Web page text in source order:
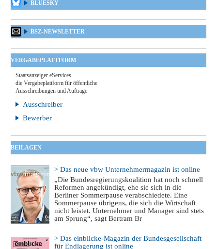
BLUESKY
BSZ-NEWSLETTER
VERGABEPLATTFORM
Staatsanzeiger eServices
die Vergabeplattform für öffentliche
Ausschreibungen und Aufträge
Ausschreiber
Bewerber
BEILAGEN
> Das neue vbw Unternehmermagazin ist online
„Die Bundesregierungskoalition hat noch schnell
Reformen angekündigt, ehe sie sich in die
Berliner Sommerpause verabschiedete. Eine
Sommerpause übrigens, die sich die Wirtschaft
nicht leistet. Unternehmer und Manager sind stets
am Sprung“, sagt Bertram Br
> Das einblicke-Magazin der Bundesgesellschaft
für Endlagerung ist online